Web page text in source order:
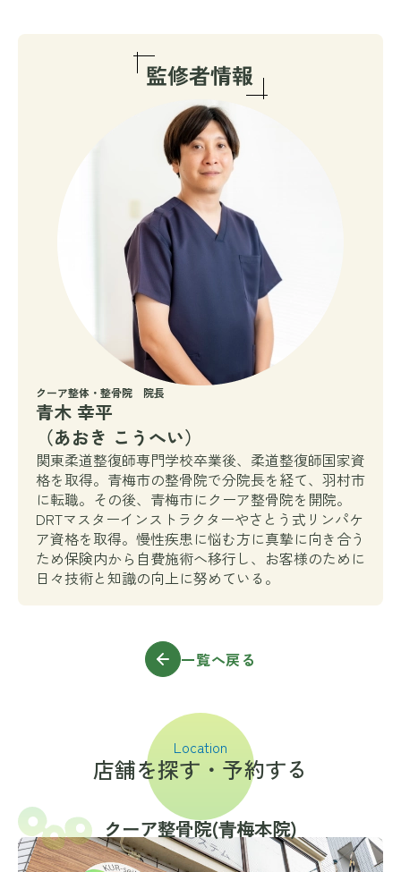
クーア整体・整骨院 院長
青木 幸平
（あおき こうへい）
関東柔道整復師専門学校卒業後、柔道整復師国家資
格を取得。青梅市の整骨院で分院長を経て、羽村市
に転職。その後、青梅市にクーア整骨院を開院。
DRTマスターインストラクターやさとう式リンパケ
ア資格を取得。慢性疾患に悩む方に真摯に向き合う
ため保険内から自費施術へ移行し、お客様のために
日々技術と知識の向上に努めている。
一覧へ戻る
Location
店舗を探す・予約する
クーア整骨院(⻘梅本院)